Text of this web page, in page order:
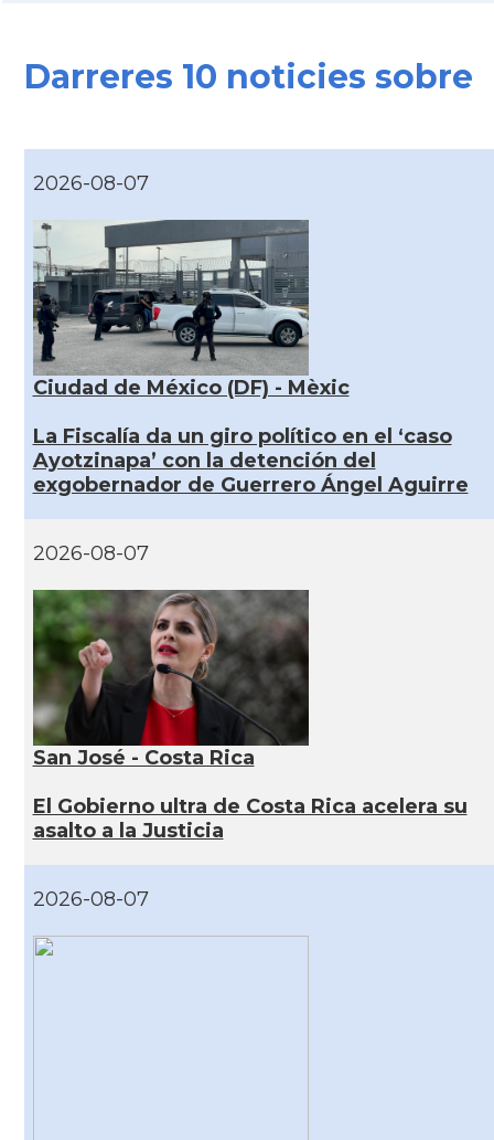
Darreres 10 noticies sobre
2026-08-07
Ciudad de México (DF) - Mèxic
La Fiscalía da un giro político en el ‘caso
Ayotzinapa’ con la detención del
exgobernador de Guerrero Ángel Aguirre
2026-08-07
San José - Costa Rica
El Gobierno ultra de Costa Rica acelera su
asalto a la Justicia
2026-08-07